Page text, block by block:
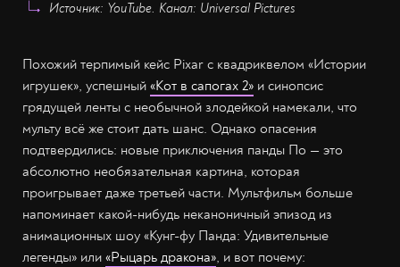
Источник: YouTube. Канал: Universal Pictures
Похожий терпимый кейс Pixar с квадриквелом «Истории
игрушек», успешный «Кот в сапогах 2» и синопсис
грядущей ленты с необычной злодейкой намекали, что
мульту всё же стоит дать шанс. Однако опасения
подтвердились: новые приключения панды По — это
абсолютно необязательная картина, которая
проигрывает даже третьей части. Мультфильм больше
напоминает какой-нибудь неканоничный эпизод из
анимационных шоу «Кунг-фу Панда: Удивительные
легенды» или «Рыцарь дракона», и вот почему: